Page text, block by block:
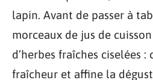
lapin. Avant de passer à
morceaux de jus de
d’herbes fraîches ciselées
fraîcheur et affine la